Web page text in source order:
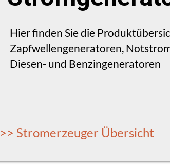
Hier finden Sie die
Zapfwellengeneratoren,
Diesen- und Benzingeneratoren
>> Stromerzeuger Übersicht